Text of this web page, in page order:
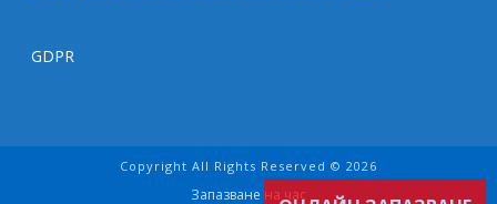
GDPR
Copyright All Rights Reserved © 2026
Запазване на час